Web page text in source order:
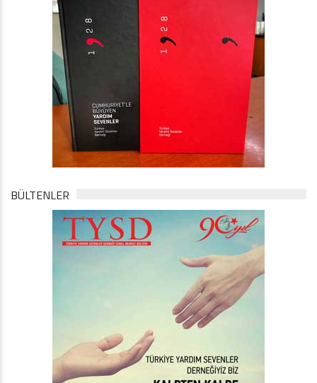
BÜLTENLER